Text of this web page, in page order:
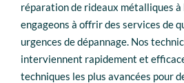
réparation de rideaux métalliques à
engageons à offrir des services de
urgences de dépannage. Nos
interviennent rapidement et
techniques les plus avancées pour